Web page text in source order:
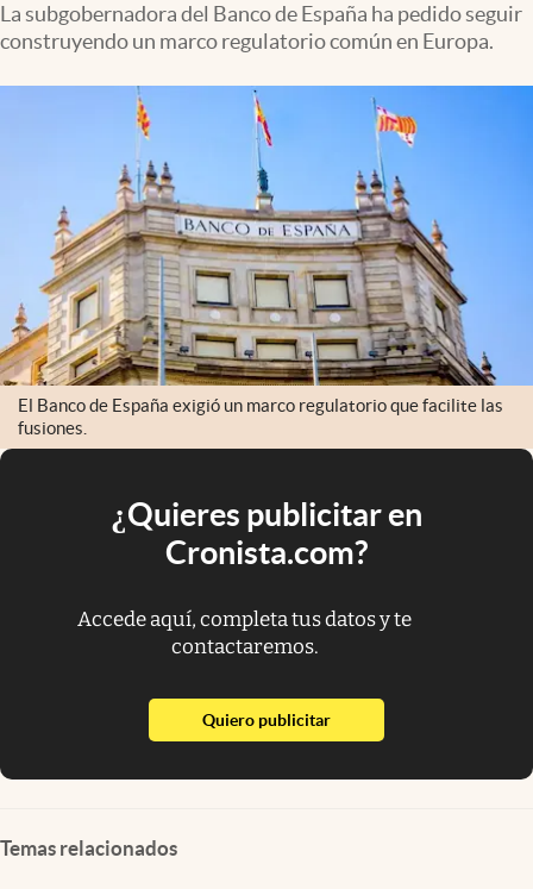
La subgobernadora del Banco de España ha pedido seguir
construyendo un marco regulatorio común en Europa.
El Banco de España exigió un marco regulatorio que facilite las
fusiones.
¿Quieres publicitar en
Cronista.com?
Accede aquí, completa tus datos y te
contactaremos.
Quiero publicitarabre en nueva pestaña
Temas relacionados